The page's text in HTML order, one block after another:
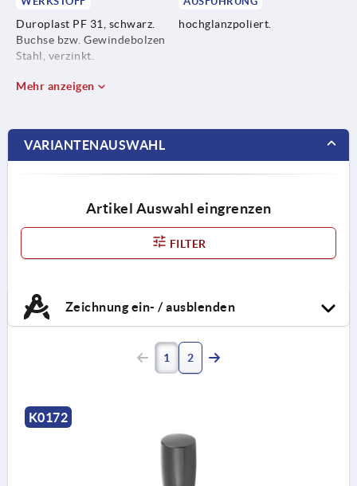
Duroplast PF 31, schwarz.
Buchse bzw. Gewindebolzen
Stahl, verzinkt.
hochglanzpoliert.
Mehr anzeigen
VARIANTENAUSWAHL
Artikel Auswahl eingrenzen
FILTER
Zeichnung ein- / ausblenden
1 2
K0172